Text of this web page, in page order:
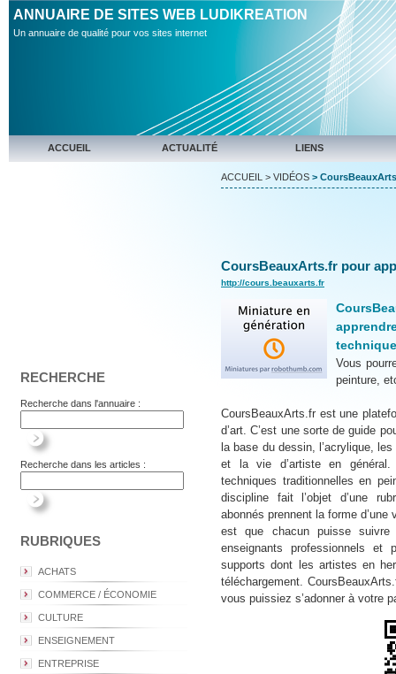
ANNUAIRE DE SITES WEB LUDIKREATION
Un annuaire de qualité pour vos sites internet
ACCUEIL ACTUALITÉ LIENS
RECHERCHE
Recherche dans l'annuaire :
Recherche dans les articles :
RUBRIQUES
ACHATS
COMMERCE / ÉCONOMIE
CULTURE
ENSEIGNEMENT
ENTREPRISE
ACCUEIL > VIDÉOS >
CoursBeauxArts.fr pour
http://cours.beauxarts.fr
Vous
peinture,
CoursBeauxArts.fr est une
d’art. C’est une sorte de guide
la base du dessin, l’acrylique,
et la vie d’artiste en général.
techniques traditionnelles en
discipline fait l’objet d’une
abonnés prennent la forme d’une
est que chacun puisse
enseignants professionnels et
supports dont les artistes en
téléchargement.
vous puissiez s’adonner à votre